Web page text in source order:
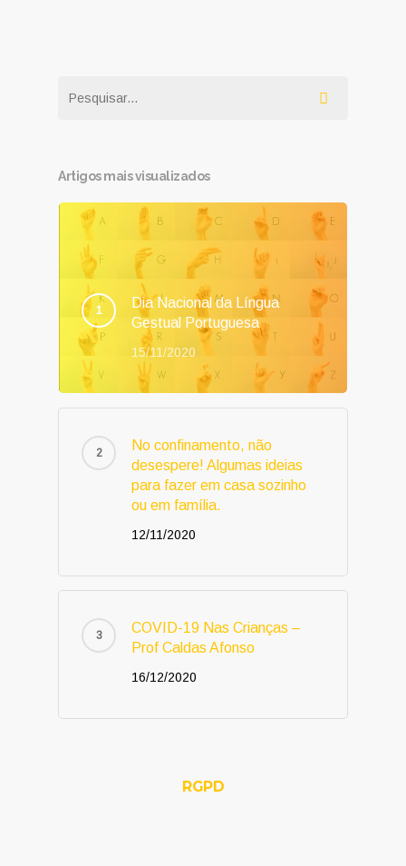
Artigos mais visualizados
Dia Nacional da Língua
Gestual Portuguesa
15/11/2020
No confinamento, não
desespere! Algumas ideias
para fazer em casa sozinho
ou em família.
12/11/2020
COVID-19 Nas Crianças –
Prof Caldas Afonso
16/12/2020
RGPD